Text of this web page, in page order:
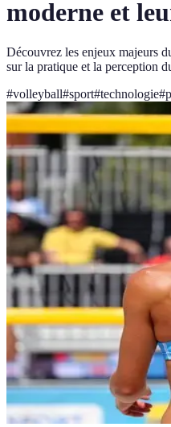
moderne et
Découvrez les enjeux majeurs
sur la pratique et la perception
#volleyball#sport#technologie#